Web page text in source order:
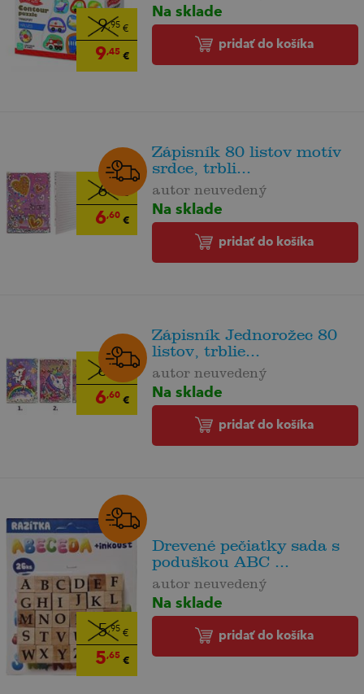
9,95€
9,45€
Na sklade
pridať do košíka
6,95 €
6,60€
Zápisník 80 listov motív
srdce, trbli...
autor neuvedený
Na sklade
pridať do košíka
6 ,95
6,60€
Zápisník Jednorožec 80
listov, trblie...
autor neuvedený
Na sklade
pridať do košíka
5,95€
5,65€
Drevené pečiatky sada s
poduškou ABC ...
autor neuvedený
Na sklade
pridať do košíka